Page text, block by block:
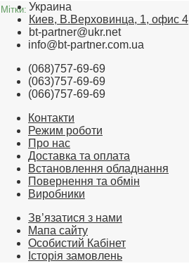
Мітки: Украина
Киев, В.Верховинца, 1, офис 4
bt-partner@ukr.net
info@bt-partner.com.ua
(068)757-69-69
(063)757-69-69
(066)757-69-69
Контакти
Режим роботи
Про нас
Доставка та оплата
Встановлення обладнання
Повернення та обмін
Виробники
Зв’язатися з нами
Мапа сайту
Особистий Кабінет
Історія замовлень